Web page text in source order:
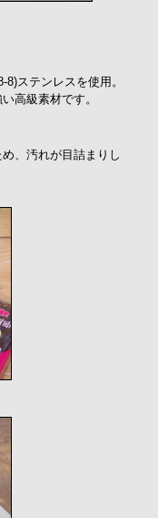
ステンレスを使用。
高級素材です。
、汚れが目詰まりし